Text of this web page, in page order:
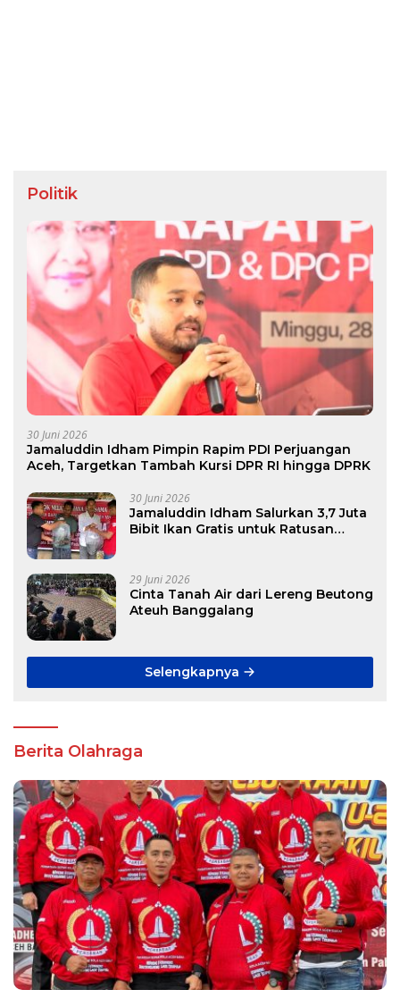
Politik
30 Juni 2026
Jamaluddin Idham Pimpin Rapim PDI Perjuangan
Aceh, Targetkan Tambah Kursi DPR RI hingga DPRK
30 Juni 2026
Jamaluddin Idham Salurkan 3,7 Juta
Bibit Ikan Gratis untuk Ratusan
29 Juni 2026
Cinta Tanah Air dari Lereng Beutong
Ateuh Banggalang
Selengkapnya
Berita Olahraga